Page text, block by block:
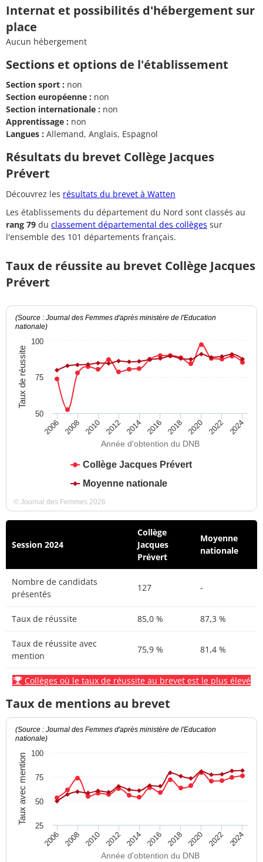
Internat et possibilités d'hébergement sur
place
Aucun hébergement
Sections et options de l'établissement
Section sport : non
Section européenne : non
Section internationale : non
Apprentissage : non
Langues : Allemand, Anglais, Espagnol
Résultats du brevet Collège Jacques
Prévert
Découvrez les résultats du brevet à Watten
Les établissements du département du Nord sont classés au
rang 79 du classement départemental des collèges sur
l'ensemble des 101 départements français.
Taux de réussite au brevet Collège Jacques
Prévert
Année d'obtention du DNB
Taux de réussite
(Source : Journal des Femmes d'après ministère de l'Education
nationale)
Collège Jacques Prévert
Moyenne nationale
2006 2008 2010 2012 2014 2016 2018 2020 2022 2024
100
50
75
© Journal des Femmes 2026
Session 2024
Collège
Jacques
Prévert
Moyenne
nationale
Nombre de candidats
présentés
127 -
Taux de réussite 85,0 % 87,3 %
Taux de réussite avec
mention
75,9 % 81,4 %
Collèges où le taux de réussite au brevet est le plus élevé
Taux de mentions au brevet
Année d'obtention du DNB
Taux avec mention
(Source : Journal des Femmes d'après ministère de l'Education
nationale)
2006 2008 2010 2012 2014 2016 2018 2020 2022 2024
25
50
75
100